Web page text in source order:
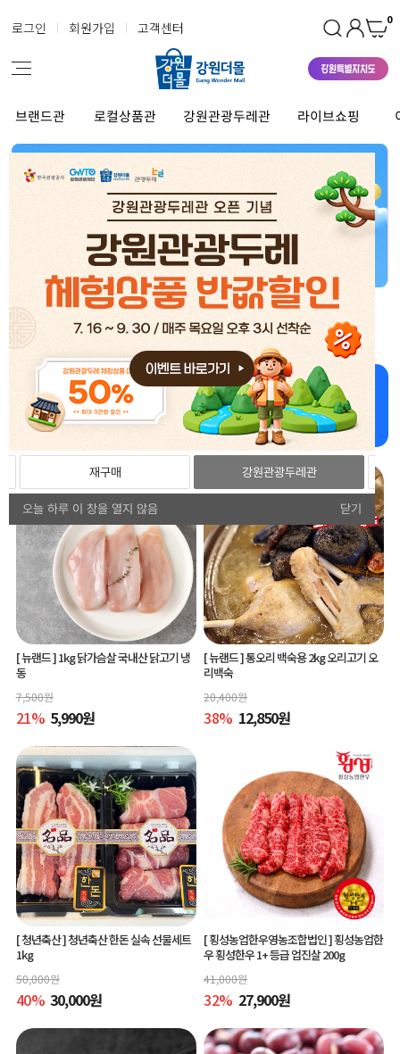
로그인 회원가입 고객센터 0
브랜드관 로컬상품관 강원관광두레관 라이브쇼핑
재구매 강원관광두레관
오늘 하루 이 창을 열지 않음 닫기
강원더몰 상품 좋아~ 너무 좋아~
강원더몰 추천상품 추천드립니다!
[ 뉴랜드 ]1kg 닭가슴살 국내산 닭고기 냉
동
7,500원
21% 5,990원
[ 뉴랜드 ]통오리 백숙용 2kg 오리고기 오
리백숙
20,400원
38% 12,850원
[ 청년축산 ]청년축산 한돈 실속 선물세트
1kg
50,000원
40% 30,000원
[ 횡성농업한우영농조합법인 ]횡성농업한
우 횡성한우 1+ 등급 업진살 200g
41,000원
32% 27,900원